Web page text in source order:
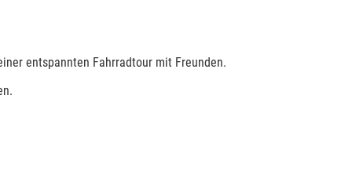
entspannten Fahrradtour mit Freunden.